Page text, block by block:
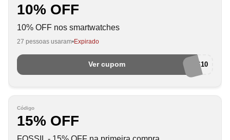
10% OFF
10% OFF nos smartwatches
27 pessoas usaram Expirado
Ver cupom SMARTS10
Código
15% OFF